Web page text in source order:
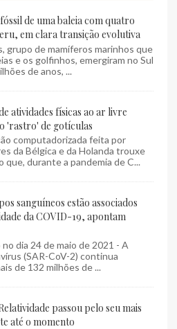
de uma baleia com quatro
em clara transição evolutiva
grupo de mamíferos marinhos que
e os golfinhos, emergiram no Sul
de anos, ...
atividades físicas ao ar livre
'rastro' de gotículas
computadorizada feita por
da Bélgica e da Holanda trouxe
durante a pandemia de C...
sanguíneos estão associados
da COVID-19, apontam
dia 24 de maio de 2021 - A
(SAR-CoV-2) continua
de 132 milhões de ...
passou pelo seu mais
até o momento